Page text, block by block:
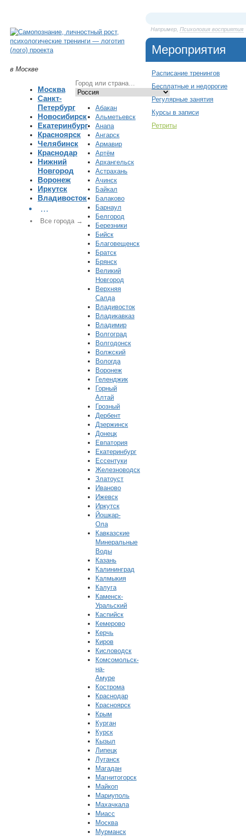
в Москве
Москва
Санкт-
Петербург
Новосибирск
Екатеринбург
Красноярск
Челябинск
Краснодар
Нижний
Новгород
Воронеж
Иркутск
Владивосток
…
Все города →
Абакан
Альметьевск
Анапа
Ангарск
Армавир
Артём
Архангельск
Астрахань
Ачинск
Байкал
Балаково
Барнаул
Белгород
Березники
Бийск
Благовещенск
Братск
Брянск
Великий
Новгород
Верхняя
Салда
Владивосток
Владикавказ
Владимир
Волгоград
Волгодонск
Волжский
Вологда
Воронеж
Геленджик
Горный
Алтай
Грозный
Дербент
Дзержинск
Донецк
Евпатория
Екатеринбург
Ессентуки
Железноводск
Златоуст
Иваново
Ижевск
Иркутск
Йошкар-
Ола
Кавказские
Минеральные
Воды
Казань
Калининград
Калмыкия
Калуга
Каменск-
Уральский
Каспийск
Кемерово
Керчь
Киров
Кисловодск
Комсомольск-
на-
Амуре
Кострома
Краснодар
Красноярск
Крым
Курган
Курск
Кызыл
Липецк
Луганск
Магадан
Магнитогорск
Майкоп
Мариуполь
Махачкала
Миасс
Москва
Мурманск
Например, Психология восприятия
Мероприятия
Расписание тренингов
Бесплатные и недорогие
Регулярные занятия
Курсы в записи
Ретриты